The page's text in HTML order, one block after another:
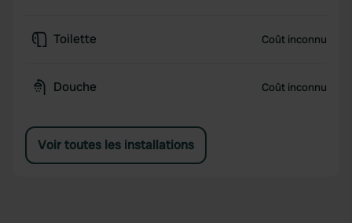
Toilette Coût inconnu
Douche Coût inconnu
Voir toutes les installations